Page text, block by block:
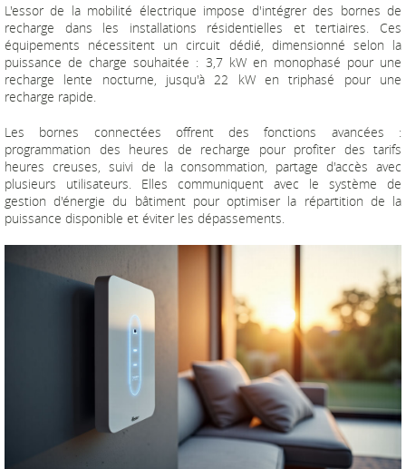
L'essor de la mobilité électrique impose d'intégrer des bornes de
recharge dans les installations résidentielles et tertiaires. Ces
équipements nécessitent un circuit dédié, dimensionné selon la
puissance de charge souhaitée : 3,7 kW en monophasé pour une
recharge lente nocturne, jusqu'à 22 kW en triphasé pour une
recharge rapide.
Les bornes connectées offrent des fonctions avancées :
programmation des heures de recharge pour profiter des tarifs
heures creuses, suivi de la consommation, partage d'accès avec
plusieurs utilisateurs. Elles communiquent avec le système de
gestion d'énergie du bâtiment pour optimiser la répartition de la
puissance disponible et éviter les dépassements.